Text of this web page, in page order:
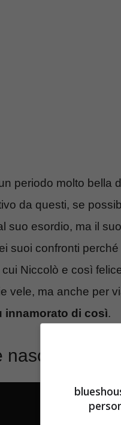
periodo molto bella
da questi, se
suo esordio, ma il
suoi confronti
Niccolò e così
vele, ma anche per
innamorato di così.
il